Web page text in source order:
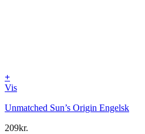
+
Vis
Unmatched Sun’s Origin Engelsk
209kr.